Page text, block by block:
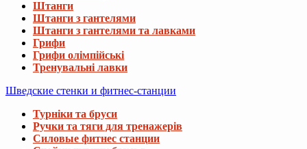
Штанги
Штанги з гантелями
Штанги з гантелями та лавками
Грифи
Грифи олімпійські
Тренувальні лавки
Шведские стенки и фитнес-станции
Турніки та бруси
Ручки та тяги для тренажерів
Силовые фитнес станции